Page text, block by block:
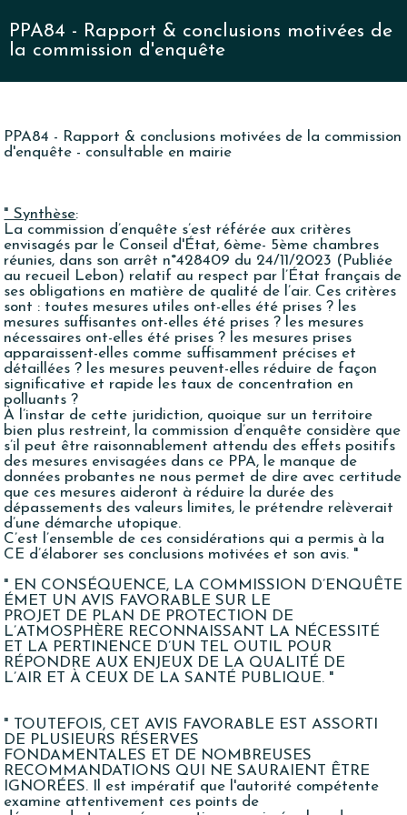
PPA84 - Rapport & conclusions motivées de
la commission d'enquête
PPA84 - Rapport & conclusions motivées de la commission
d'enquête - consultable en mairie
" Synthèse:
La commission d’enquête s’est référée aux critères
envisagés par le Conseil d'État, 6ème- 5ème chambres
réunies, dans son arrêt n°428409 du 24/11/2023 (Publiée
au recueil Lebon) relatif au respect par l’État français de
ses obligations en matière de qualité de l’air. Ces critères
sont : toutes mesures utiles ont-elles été prises ? les
mesures suffisantes ont-elles été prises ? les mesures
nécessaires ont-elles été prises ? les mesures prises
apparaissent-elles comme suffisamment précises et
détaillées ? les mesures peuvent-elles réduire de façon
significative et rapide les taux de concentration en
polluants ?
À l’instar de cette juridiction, quoique sur un territoire
bien plus restreint, la commission d’enquête considère que
s’il peut être raisonnablement attendu des effets positifs
des mesures envisagées dans ce PPA, le manque de
données probantes ne nous permet de dire avec certitude
que ces mesures aideront à réduire la durée des
dépassements des valeurs limites, le prétendre relèverait
d’une démarche utopique.
C’est l’ensemble de ces considérations qui a permis à la
CE d’élaborer ses conclusions motivées et son avis. "
" EN CONSÉQUENCE, LA COMMISSION D’ENQUÊTE
ÉMET UN AVIS FAVORABLE SUR LE
PROJET DE PLAN DE PROTECTION DE
L’ATMOSPHÈRE RECONNAISSANT LA NÉCESSITÉ
ET LA PERTINENCE D’UN TEL OUTIL POUR
RÉPONDRE AUX ENJEUX DE LA QUALITÉ DE
L’AIR ET À CEUX DE LA SANTÉ PUBLIQUE. "
" TOUTEFOIS, CET AVIS FAVORABLE EST ASSORTI
DE PLUSIEURS RÉSERVES
FONDAMENTALES ET DE NOMBREUSES
RECOMMANDATIONS QUI NE SAURAIENT ÊTRE
IGNORÉES. Il est impératif que l'autorité compétente
examine attentivement ces points de